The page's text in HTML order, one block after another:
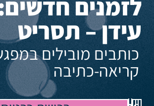
לזמנים
עידן – תסריט
כותבים מובילים
קריאה-כתיבה